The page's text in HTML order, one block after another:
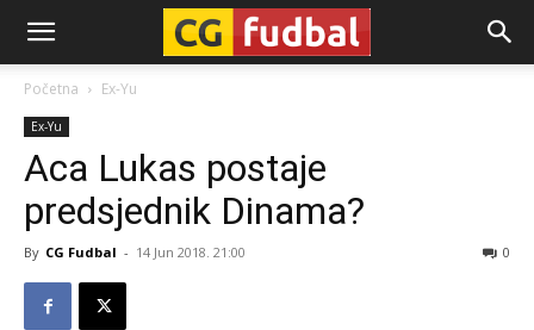
CG-
Fudbal
Početna Ex-Yu
Ex-Yu
Aca Lukas postaje
predsjednik Dinama?
By CG Fudbal - 14 Jun 2018. 21:00 0